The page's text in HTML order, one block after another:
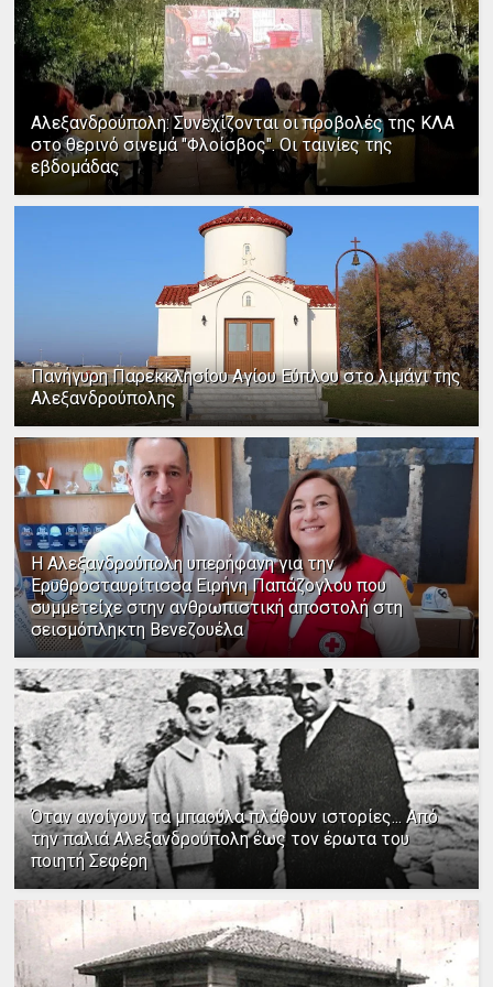
Αλεξανδρούπολη: Συνεχίζονται οι προβολές της ΚΛΑ
στο θερινό σινεμά "Φλοίσβος". Οι ταινίες της
εβδομάδας
Πανήγυρη Παρεκκλησίου Αγίου Εύπλου στο λιμάνι της
Αλεξανδρούπολης
Η Αλεξανδρούπολη υπερήφανη για την
Ερυθροσταυρίτισσα Ειρήνη Παπάζογλου που
συμμετείχε στην ανθρωπιστική αποστολή στη
σεισμόπληκτη Βενεζουέλα
Όταν ανοίγουν τα μπαούλα πλάθουν ιστορίες... Από
την παλιά Αλεξανδρούπολη έως τον έρωτα του
ποιητή Σεφέρη